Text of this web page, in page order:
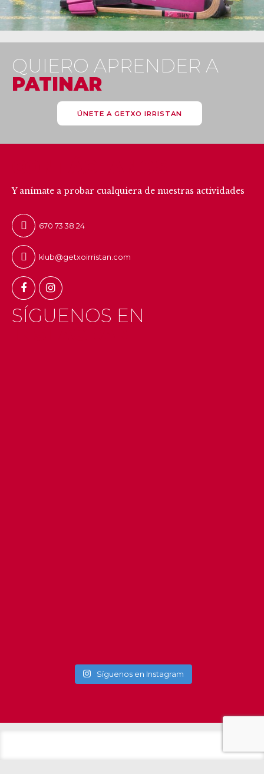
QUIERO APRENDER A
PATINAR
ÚNETE A GETXO IRRISTAN
Y anímate a probar cualquiera de nuestras actividades
670 73 38 24
klub@getxoirristan.com
SÍGUENOS EN
Síguenos en Instagram